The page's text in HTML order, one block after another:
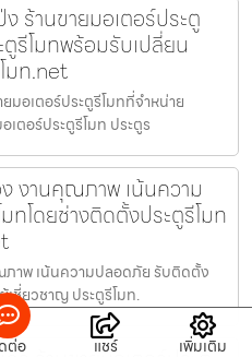
ร้านขายมอเตอร์ประตู
รีโมทพร้อมรับเปลี่ยน
มท.net
มอเตอร์ประตูรีโมทที่จำหน่าย
ตอร์ประตูรีโมท ประตูร
งานคุณภาพ เน้นความ
โดยช่างติดตั้งประตูรีโมท
าพ เน้นความปลอดภัย รับติดตั้ง
เชี่ยวชาญ ประตูรีโมท.
ต่อ แชร์ เพิ่มเติม